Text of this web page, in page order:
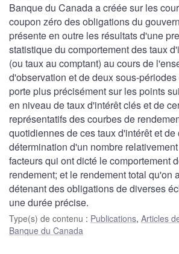
Banque du Canada a créée sur les
coupon zéro des obligations du
présente en outre les résultats d'une
statistique du comportement des taux
(ou taux au comptant) au cours de
d'observation et de deux sous-
porte plus précisément sur les points
en niveau de taux d'intérêt clés et de
représentatifs des courbes de
quotidiennes de ces taux d'intérêt et de
détermination d'un nombre
facteurs qui ont dicté le comportement
rendement; et le rendement total qu'on
détenant des obligations de diverses
une durée précise.
Type(s) de contenu : Publications, Articles
Banque du Canada